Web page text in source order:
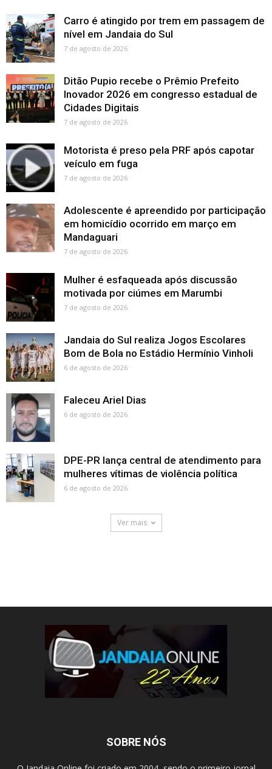
Carro é atingido por trem em passagem de
nível em Jandaia do Sul
7 de agosto de 2026
Ditão Pupio recebe o Prêmio Prefeito
Inovador 2026 em congresso estadual de
Cidades Digitais
7 de agosto de 2026
Motorista é preso pela PRF após capotar
veículo em fuga
7 de agosto de 2026
Adolescente é apreendido por participação
em homicídio ocorrido em março em
Mandaguari
7 de agosto de 2026
Mulher é esfaqueada após discussão
motivada por ciúmes em Marumbi
7 de agosto de 2026
Jandaia do Sul realiza Jogos Escolares
Bom de Bola no Estádio Hermínio Vinholi
6 de agosto de 2026
Faleceu Ariel Dias
6 de agosto de 2026
DPE-PR lança central de atendimento para
mulheres vítimas de violência política
6 de agosto de 2026
Ver mais
SOBRE NÓS